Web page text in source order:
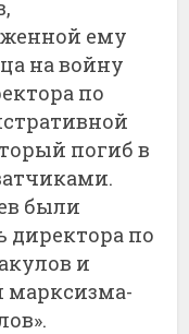
ему
на войну
по
погиб в
были
директора по
и
марксизма-